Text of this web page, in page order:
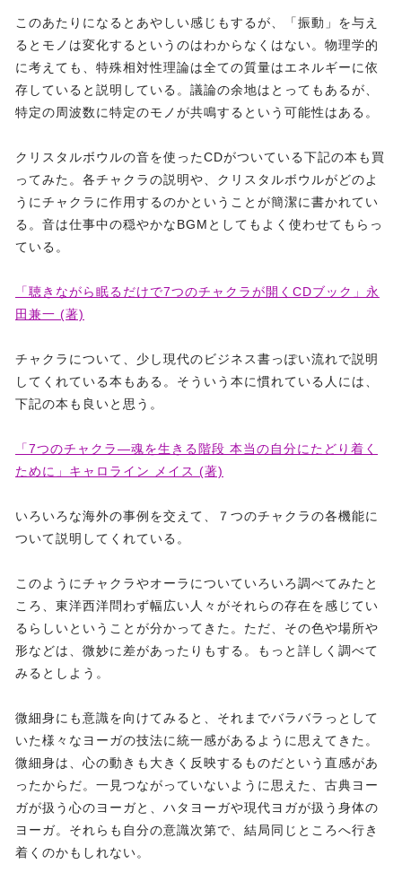
このあたりになるとあやしい感じもするが、「振動」を与え
るとモノは変化するというのはわからなくはない。物理学的
に考えても、特殊相対性理論は全ての質量はエネルギーに依
存していると説明している。議論の余地はとってもあるが、
特定の周波数に特定のモノが共鳴するという可能性はある。
クリスタルボウルの音を使ったCDがついている下記の本も買
ってみた。各チャクラの説明や、クリスタルボウルがどのよ
うにチャクラに作用するのかということが簡潔に書かれてい
る。音は仕事中の穏やかなBGMとしてもよく使わせてもらっ
ている。
「聴きながら眠るだけで7つのチャクラが開くCDブック」永
田兼一 (著)
チャクラについて、少し現代のビジネス書っぽい流れで説明
してくれている本もある。そういう本に慣れている人には、
下記の本も良いと思う。
「7つのチャクラ―魂を生きる階段 本当の自分にたどり着く
ために」キャロライン メイス (著)
いろいろな海外の事例を交えて、７つのチャクラの各機能に
ついて説明してくれている。
このようにチャクラやオーラについていろいろ調べてみたと
ころ、東洋西洋問わず幅広い人々がそれらの存在を感じてい
るらしいということが分かってきた。ただ、その色や場所や
形などは、微妙に差があったりもする。もっと詳しく調べて
みるとしよう。
微細身にも意識を向けてみると、それまでバラバラっとして
いた様々なヨーガの技法に統一感があるように思えてきた。
微細身は、心の動きも大きく反映するものだという直感があ
ったからだ。一見つながっていないように思えた、古典ヨー
ガが扱う心のヨーガと、ハタヨーガや現代ヨガが扱う身体の
ヨーガ。それらも自分の意識次第で、結局同じところへ行き
着くのかもしれない。